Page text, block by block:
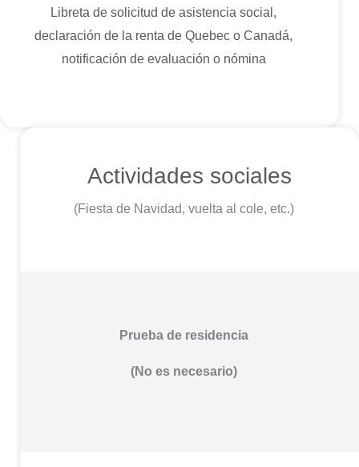
Libreta de solicitud de asistencia social,
declaración de la renta de Quebec o Canadá,
notificación de evaluación o nómina
Actividades sociales
(Fiesta de Navidad, vuelta al cole, etc.)
Prueba de residencia
(No es necesario)